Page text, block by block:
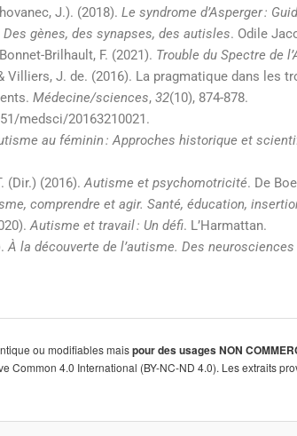
J.). (2018). Le syndrome d’Asperger:
Des gènes, des synapses, des autisles. Odile
Brilhault, F. (2021). Trouble du Spectre de
Villiers, J. de. (2016). La pragmatique dans les
Médecine/sciences, 32(10), 874-878.
medsci/20163210021.
au féminin: Approches historique et
(Dir.) (2016). Autisme et psychomotricité. De
comprendre et agir. Santé, éducation,
Autisme et travail: Un défi. L’Harmattan.
À la découverte de l’autisme. Des
ou modifiables maispour des usages NON
Common 4.0 International (BY-NC-ND 4.0). Les extraits